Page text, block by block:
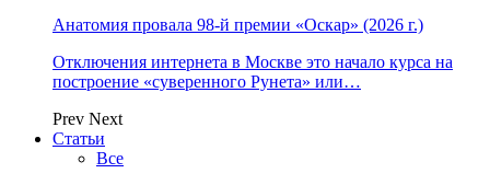
Анатомия провала 98-й премии «Оскар» (2026 г.)
Отключения интернета в Москве это начало курса на
построение «суверенного Рунета» или…
Prev Next
Статьи
Все